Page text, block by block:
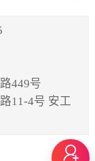
449号
11-4号 安工